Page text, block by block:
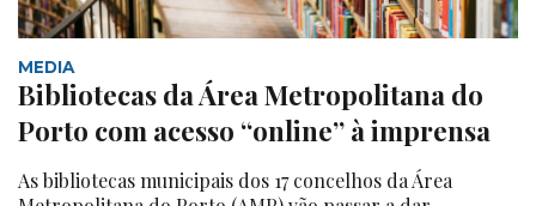
MEDIA
Bibliotecas da Área Metropolitana do
Porto com acesso “online” à imprensa
As bibliotecas municipais dos 17 concelhos da Área